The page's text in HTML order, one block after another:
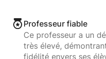
Professeur fiable
Ce professeur a un
très élevé,
fidélité envers ses